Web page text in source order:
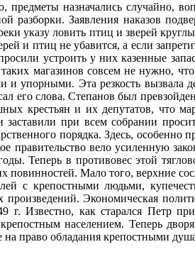
назначались случайно,
разборки. Заявления наказов
указу ловить птиц и зверей
и птиц не убавится, а если
устроить у них казенные
магазинов совсем не нужно,
и упорными. Эта резкость вызвала
его слова. Степанов был
крестьян и их депутатов, что
при всем собрании
порядка. Здесь, особенно
правительство вело усиленную
Теперь в противовес этой
Мало того, верхние
с крепостными людьми,
Экономическая
Известно, как старался Петр
населением. Теперь
на право обладания крепостными